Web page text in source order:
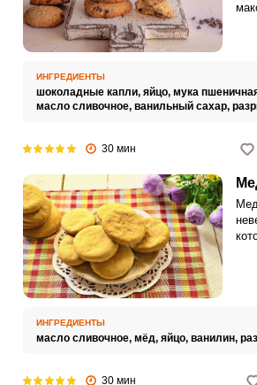
ИНГРЕДИЕНТЫ
шоколадные капли, яйцо, мука
масло сливочное, ванильный сахар,
30 мин
ИНГРЕДИЕНТЫ
масло сливочное, мёд, яйцо, ванилин,
30 мин